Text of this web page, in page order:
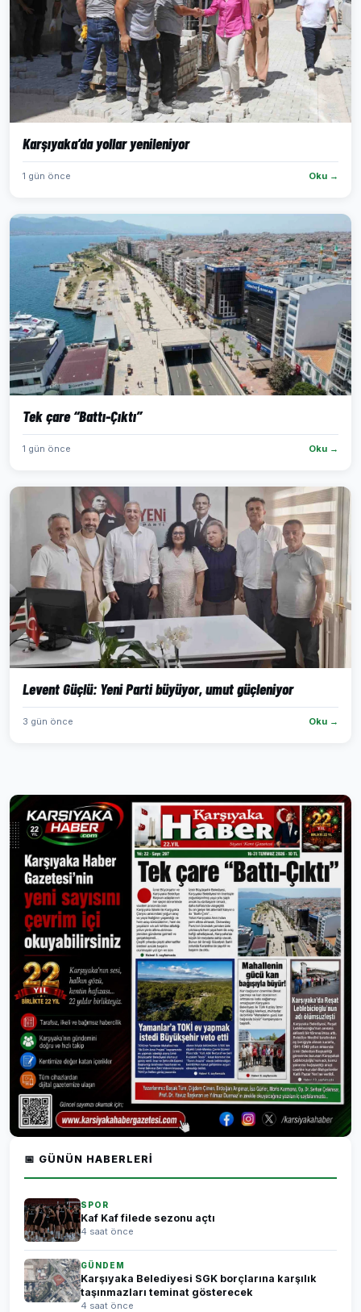
Karşıyaka’da yollar yenileniyor
1 gün önce Oku →
Tek çare “Battı-Çıktı”
1 gün önce Oku →
Levent Güçlü: Yeni Parti büyüyor, umut güçleniyor
3 gün önce Oku →
📅 GÜNÜN HABERLERI
SPOR
Kaf Kaf filede sezonu açtı
4 saat önce
GÜNDEM
Karşıyaka Belediyesi SGK borçlarına karşılık
taşınmazları teminat gösterecek
4 saat önce